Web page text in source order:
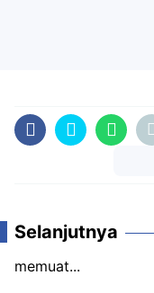
Selanjutnya
memuat...